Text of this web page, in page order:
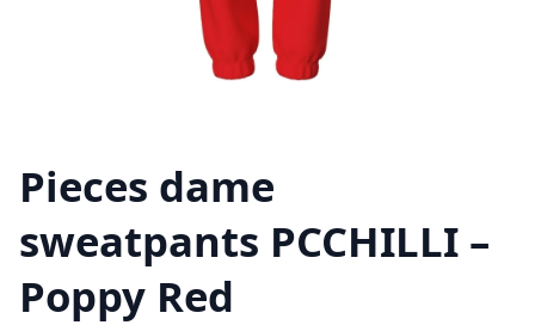
Pieces dame
sweatpants PCCHILLI –
Poppy Red